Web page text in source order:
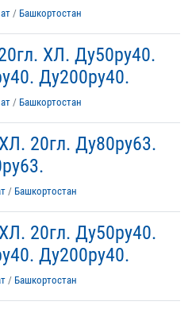
/ Башкортостан
ХЛ. Ду50ру40.
Ду200ру40.
/ Башкортостан
20гл. Ду80ру63.
/ Башкортостан
20гл. Ду50ру40.
Ду200ру40.
/ Башкортостан